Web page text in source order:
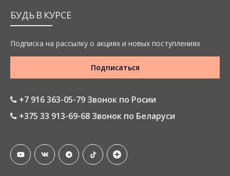
БУДЬ В КУРСЕ
Подписка на рассылку о акциях и новых поступлениях
Подписаться
+7 916 363-05-79 Звонок по Росии
+375 33 913-69-68 Звонок по Беларуси